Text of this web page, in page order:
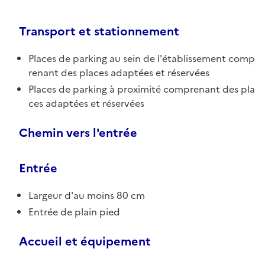
Transport et stationnement
Places de parking au sein de l'établissement comp
renant des places adaptées et réservées
Places de parking à proximité comprenant des pla
ces adaptées et réservées
Chemin vers l'entrée
Entrée
Largeur d'au moins 80 cm
Entrée de plain pied
Accueil et équipement